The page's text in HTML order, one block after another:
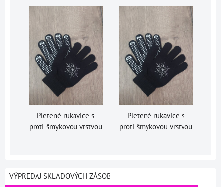
Pletené rukavice s
proti-šmykovou vrstvou
Pletené rukavice s
proti-šmykovou vrstvou
VÝPREDAJ SKLADOVÝCH ZÁSOB